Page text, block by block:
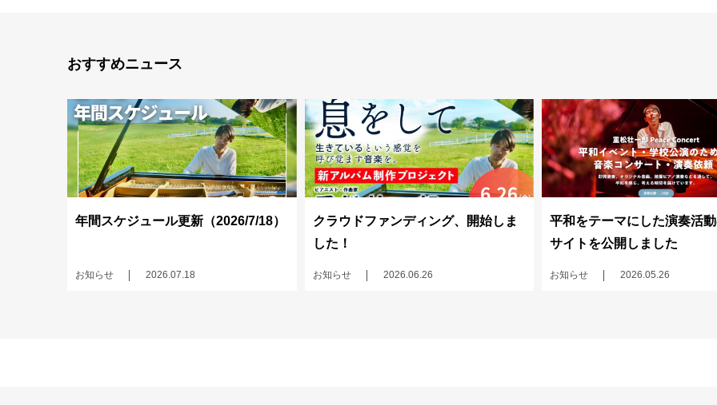
おすすめニュース
年間スケジュール更新（2026/7/18）
お知らせ 2026.07.18
クラウドファンディング、開始しま
した！
お知らせ 2026.06.26
平和をテーマにした演奏活
サイトを公開しました
お知らせ 2026.05.26